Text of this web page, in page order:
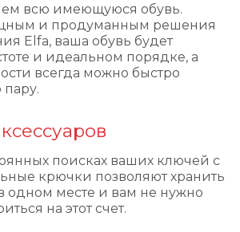
всю имеющуюся обувь.
и продуманным решения
Elfa, ваша обувь будет
и идеальном порядке, а
всегда можно быстро
пару.
поисках ваших ключей с
крючки позволяют хранить
одном месте и вам не нужно
на этот счет.